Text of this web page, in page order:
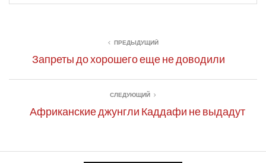
ПРЕДЫДУЩИЙ
Запреты до хорошего еще не доводили
СЛЕДУЮЩИЙ
Африканские джунгли Каддафи не выдадут